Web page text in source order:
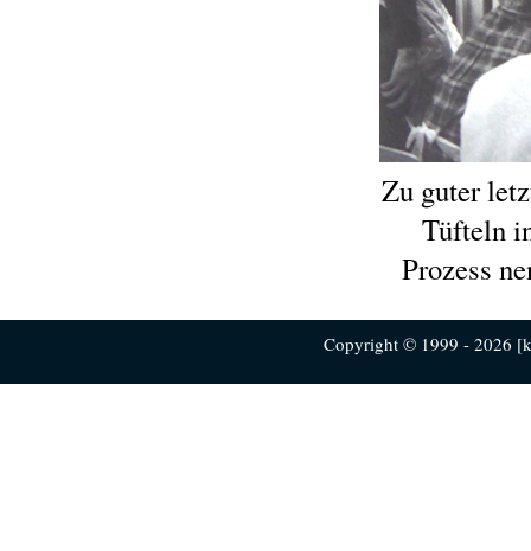
Zu guter
Tüfteln
Prozess
Copyright © 1999 - 2026